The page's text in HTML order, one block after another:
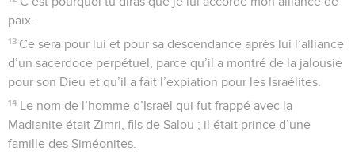
paix.
13 Ce sera pour lui et pour sa descendance après lui l’alliance
d’un sacerdoce perpétuel, parce qu’il a montré de la jalousie
pour son Dieu et qu’il a fait l’expiation pour les Israélites.
14 Le nom de l’homme d’Israël qui fut frappé avec la
Madianite était Zimri, fils de Salou ; il était prince d’une
famille des Siméonites.